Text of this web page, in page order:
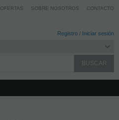
Registro / Iniciar sesión
OFERTAS SOBRE NOSOTROS CONTACTO